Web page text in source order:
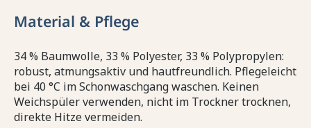
Material & Pflege
34 % Baumwolle, 33 % Polyester, 33 % Polypropylen:
robust, atmungsaktiv und hautfreundlich. Pflegeleicht
bei 40 °C im Schonwaschgang waschen. Keinen
Weichspüler verwenden, nicht im Trockner trocknen,
direkte Hitze vermeiden.